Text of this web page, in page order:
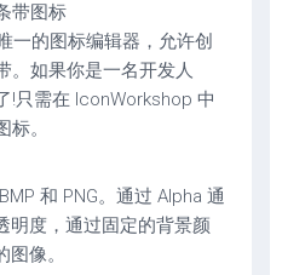
带图标
一的图标编辑器，允许创
。如果你是一名开发人
!只需在 IconWorkshop 中
。
和 PNG。通过 Alpha 通
明度，通过固定的背景颜
像。